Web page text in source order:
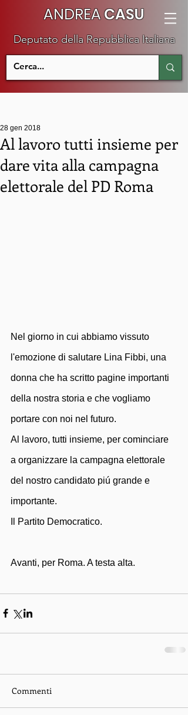
ANDREACASU
Deputato della Repubblica Italiana
Al lavoro tutti insieme per
dare vita alla campagna
elettorale del PD Roma
28 gen 2018
Nel giorno in cui abbiamo vissuto
l'emozione di salutare Lina Fibbi, una
donna che ha scritto pagine importanti
della nostra storia e che vogliamo
portare con noi nel futuro.
Al lavoro, tutti insieme, per cominciare
a organizzare la campagna elettorale
del nostro candidato piú grande e
importante.
Il Partito Democratico.
Avanti, per Roma. A testa alta.
Commenti